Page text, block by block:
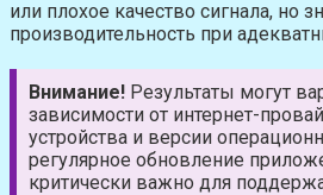
или плохое качество сигнала, но
производительность при
Внимание! Результаты могут
зависимости от интернет-
устройства и версии
регулярное обновление
критически важно для